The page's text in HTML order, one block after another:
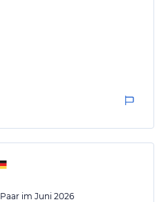
ein und schafft eine
Küche bis hin zu
im Juni 2026